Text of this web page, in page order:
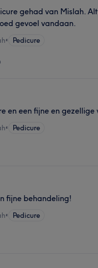
gehad van Mislah.
gevoel vandaan.
• Pedicure
en een fijne en gezellige
• Pedicure
fijne behandeling!
• Pedicure